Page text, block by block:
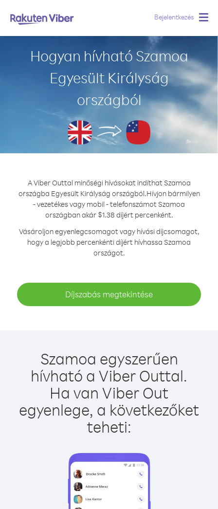
Bejelentkezés
Hogyan hívható Szamoa
Egyesült Királyság
országból
A Viber Outtal minőségi hívásokat indíthat Szamoa
országba Egyesült Királyság országból.Hívjon bármilyen
- vezetékes vagy mobil - telefonszámot Szamoa
országban akár $1.38 díjért percenként.
Vásároljon egyenlegcsomagot vagy hívási díjcsomagot,
hogy a legjobb percenkénti díjért hívhassa Szamoa
országot.
Díjszabás megtekintése
Szamoa egyszerűen
hívható a Viber Outtal.
Ha van Viber Out
egyenlege, a következőket
teheti: